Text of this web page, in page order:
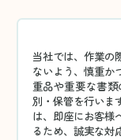
当社では、作業の
ないよう、慎重か
重品や重要な書
別・保管を行いま
は、即座にお客様
るため、誠実な対